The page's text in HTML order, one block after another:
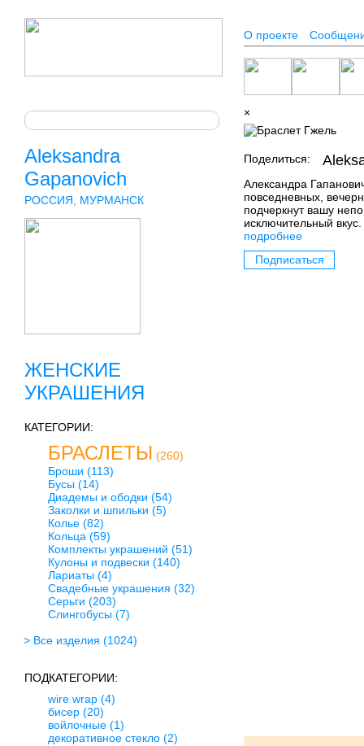
О проекте
Aleksandra
Gapanovich
РОССИЯ, МУРМАНСК
ЖЕНСКИЕ
УКРАШЕНИЯ
КАТЕГОРИИ:
БРАСЛЕТЫ (260)
Броши (113)
Бусы (14)
Диадемы и ободки (54)
Заколки и шпильки (5)
Колье (82)
Кольца (59)
Комплекты украшений (51)
Кулоны и подвески (140)
Лариаты (4)
Свадебные украшения (32)
Серьги (203)
Слингобусы (7)
> Все изделия (1024)
ПОДКАТЕГОРИИ:
wire wrap (4)
бисер (20)
войлочные (1)
декоративное стекло (2)
×
Поделиться:
Александра
повседневных,
подчеркнут вашу
исключительный вкус.
подробнее
Подписаться